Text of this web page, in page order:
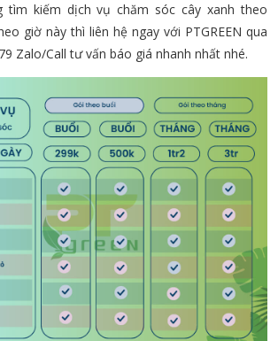
tìm kiếm dịch vụ chăm sóc cây xanh theo
giờ này thì liên hệ ngay với PTGREEN qua
Zalo/Call tư vấn báo giá nhanh nhất nhé.